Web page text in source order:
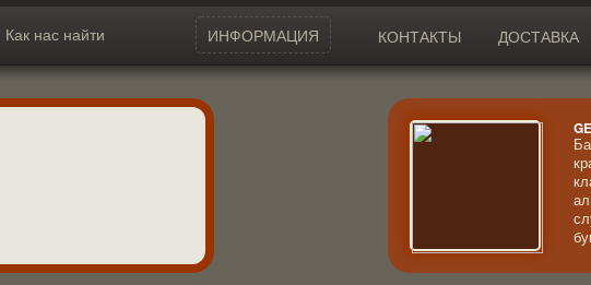
Как нас найти ИНФОРМАЦИЯ КОНТАКТЫ ДОСТАВКА